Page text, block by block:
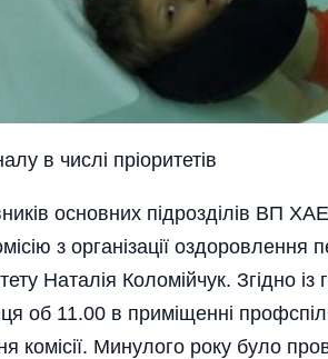
в числі пріоритетів
основних підрозділів ВП
з організації оздоровлення
Наталія Коломійчук. Згідно
об 11.00 в приміщенні
ко­місії. Минулого року було